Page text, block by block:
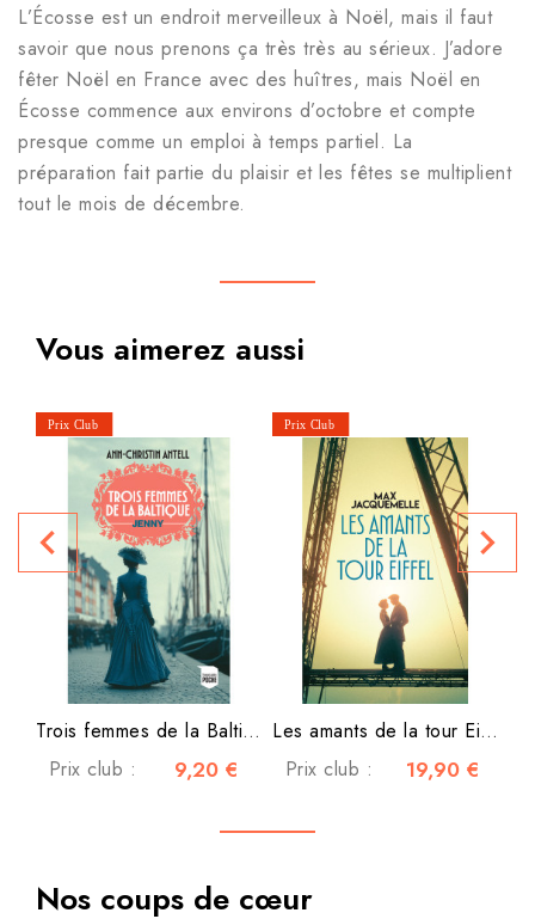
L’Écosse est un endroit merveilleux à Noël, mais il faut
savoir que nous prenons ça très très au sérieux. J’adore
fêter Noël en France avec des huîtres, mais Noël en
Écosse commence aux environs d’octobre et compte
presque comme un emploi à temps partiel. La
préparation fait partie du plaisir et les fêtes se multiplient
tout le mois de décembre.
Vous aimerez aussi
Trois femmes de la Baltique...
Prix club :
9,20 €
Les amants de la tour Eiffel
Prix club :
19,90 €
navigate_before navigate_next
Nos coups de cœur